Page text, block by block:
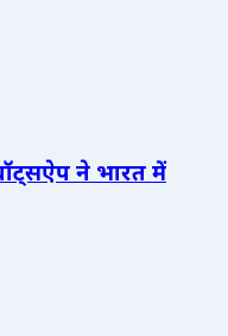
ने भारत में